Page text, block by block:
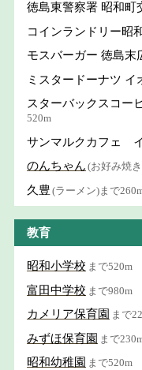
徳島東警察署 昭和町
コインランドリー昭
モスバーガー 徳島末
ミスタードーナツ イ
スターバックスコー
520m
サンマルクカフェ
のんちゃん (お好み焼
久豊 (ラーメン)まで
教育
昭和小学校 まで520m
富田中学校 まで980m
カメリア保育園 まで
みずほ保育園 まで
昭和幼稚園 まで520m